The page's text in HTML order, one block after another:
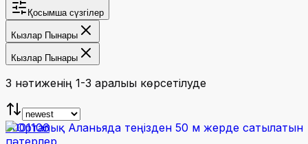
Қосымша сүзгілер
Кызлар Пынары
Кызлар Пынары
3 нәтиженің 1-3 аралығы көрсетілуде
#001106